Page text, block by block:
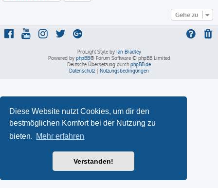
Diese Website nutzt Cookies, um dir den
bestmöglichen Komfort bei der Nutzung zu
bieten. Mehr erfahren
Verstanden!
Gehe zu
ProLight Style by Ian Bradley
Powered by phpBB® Forum Software © phpBB Limited
Deutsche Übersetzung durch phpBB.de
Datenschutz | Nutzungsbedingungen